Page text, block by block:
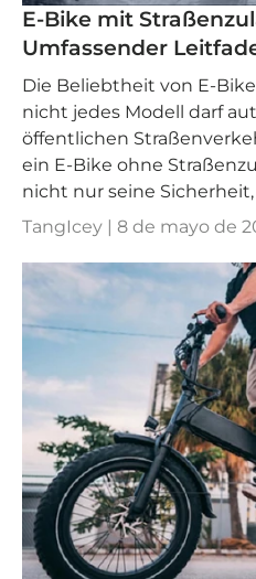
E-Bike mit
Umfassender
Die Beliebtheit von E-
nicht jedes Modell darf
öffentlichen
ein E-Bike ohne
nicht nur seine Sicherheit,
TangIcey | 8 de mayo de